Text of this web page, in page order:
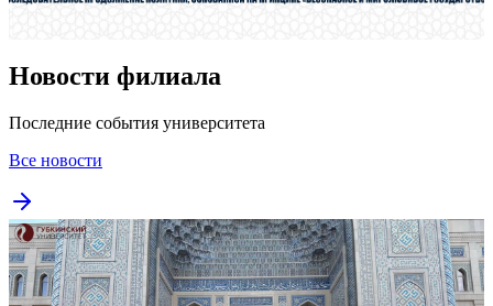
Новости филиала
Последние события университета
Все новости